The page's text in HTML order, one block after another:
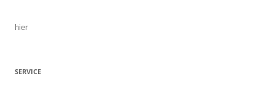
hier
SERVICE